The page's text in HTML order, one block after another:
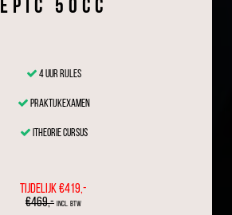
EPIC 50cc
4 uur rijles
Praktijkexamen
iTheorie cursus
TIJDELIJK €419,-
€469,- incl. BTW